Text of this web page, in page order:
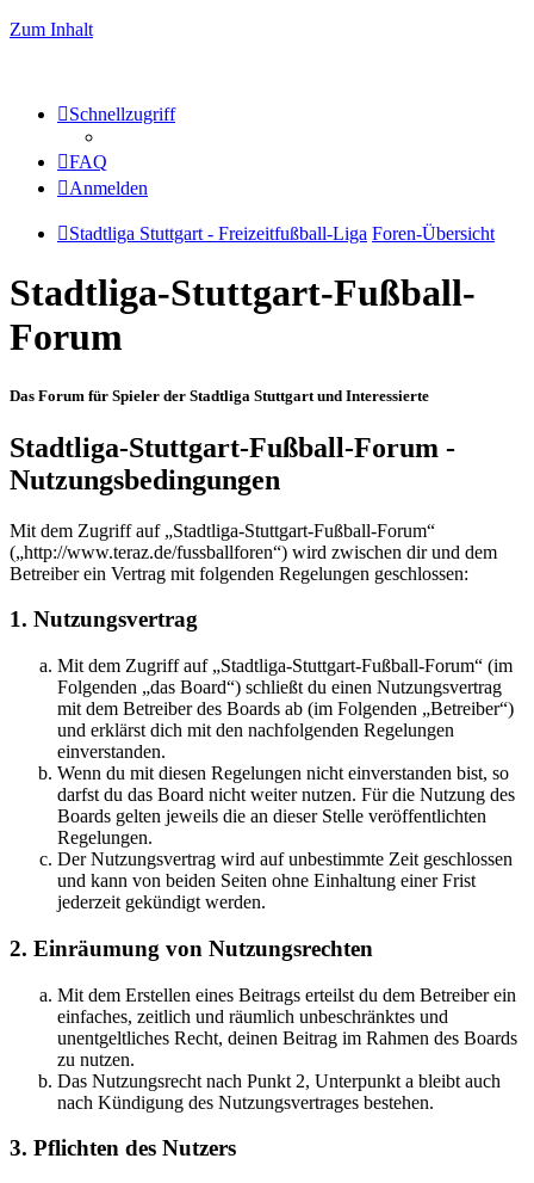
Zum Inhalt
Schnellzugriff
FAQ
Anmelden
Stadtliga Stuttgart - Freizeitfußball-Liga Foren-Übersicht
Stadtliga-Stuttgart-Fußball-
Forum
Das Forum für Spieler der Stadtliga Stuttgart und Interessierte
Stadtliga-Stuttgart-Fußball-Forum -
Nutzungsbedingungen
Mit dem Zugriff auf „Stadtliga-Stuttgart-Fußball-Forum“
(„http://www.teraz.de/fussballforen“) wird zwischen dir und dem
Betreiber ein Vertrag mit folgenden Regelungen geschlossen:
1. Nutzungsvertrag
Mit dem Zugriff auf „Stadtliga-Stuttgart-Fußball-Forum“ (im
Folgenden „das Board“) schließt du einen Nutzungsvertrag
mit dem Betreiber des Boards ab (im Folgenden „Betreiber“)
und erklärst dich mit den nachfolgenden Regelungen
einverstanden.
Wenn du mit diesen Regelungen nicht einverstanden bist, so
darfst du das Board nicht weiter nutzen. Für die Nutzung des
Boards gelten jeweils die an dieser Stelle veröffentlichten
Regelungen.
Der Nutzungsvertrag wird auf unbestimmte Zeit geschlossen
und kann von beiden Seiten ohne Einhaltung einer Frist
jederzeit gekündigt werden.
2. Einräumung von Nutzungsrechten
Mit dem Erstellen eines Beitrags erteilst du dem Betreiber ein
einfaches, zeitlich und räumlich unbeschränktes und
unentgeltliches Recht, deinen Beitrag im Rahmen des Boards
zu nutzen.
Das Nutzungsrecht nach Punkt 2, Unterpunkt a bleibt auch
nach Kündigung des Nutzungsvertrages bestehen.
3. Pflichten des Nutzers